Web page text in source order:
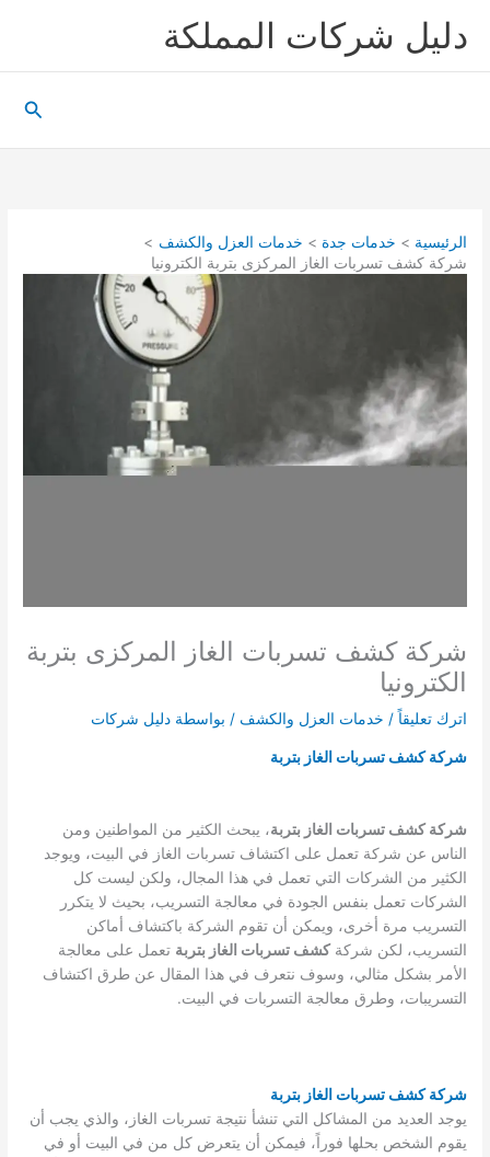
دليل شركات المملكة
الرئيسية خدمات جدة
خدمات العزل والكشف
شركة كشف تسربات الغاز المركزى بتربة الكترونيا
شركة كشف تسربات الغاز المركزى بتربة
الكترونيا
اترك تعليقاً / خدمات العزل والكشف / بواسطة دليل شركات
شركة كشف تسربات الغاز بتربة
شركة كشف تسربات الغاز بتربة، يبحث الكثير من المواطنين ومن
الناس عن شركة تعمل على اكتشاف تسربات الغاز في البيت، ويوجد
الكثير من الشركات التي تعمل في هذا المجال، ولكن ليست كل
الشركات تعمل بنفس الجودة في معالجة التسريب، بحيث لا يتكرر
التسريب مرة أخرى، ويمكن أن تقوم الشركة باكتشاف أماكن
التسريب، لكن شركةكشف تسربات الغاز بتربة تعمل على معالجة
الأمر بشكل مثالي، وسوف نتعرف في هذا المقال عن طرق اكتشاف
التسريبات، وطرق معالجة التسربات في البيت.
شركة كشف تسربات الغاز بتربة
يوجد العديد من المشاكل التي تنشأ نتيجة تسربات الغاز، والذي يجب أن
يقوم الشخص بحلها فوراً، فيمكن أن يتعرض كل من في البيت أو في